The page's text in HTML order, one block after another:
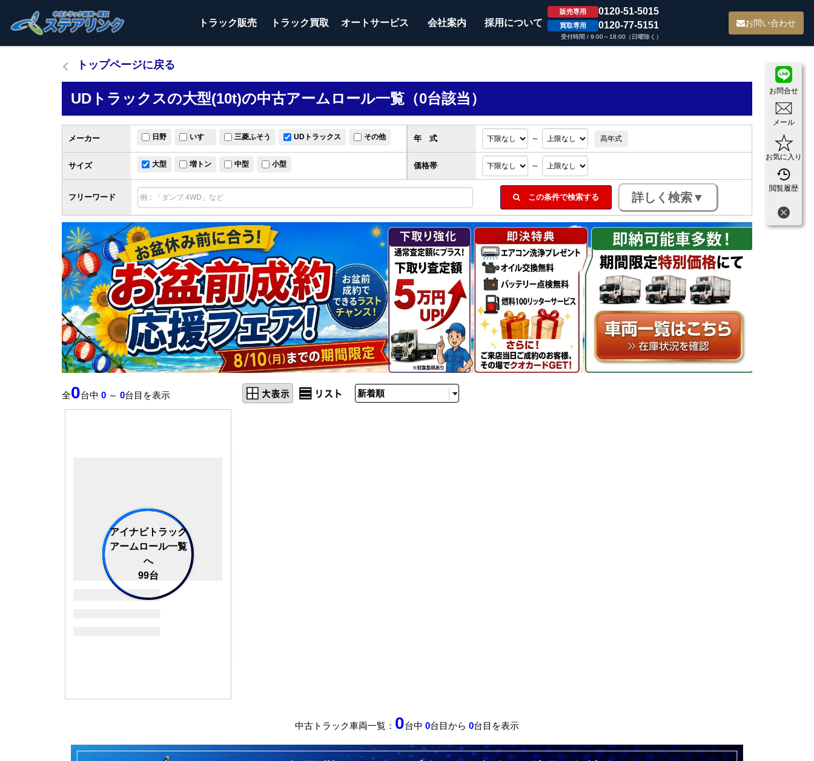
トラック販売 トラック買取 オートサービス 会社案内 採用について
販売専用 0120-51-5015
買取専用 0120-77-5151
受付時間 / 9:00～18:00（日曜除く）
お問い合わせ
お問合せ
メール
お気に入り
閲覧履歴
トップページに戻る
UDトラックスの大型(10t)の中古アームロール一覧（0台該当）
サイズ 大型 増トン 中型 小型 価格帯 ～
フリーワード この条件で検索する
メーカー 日野 いすゞ 三菱ふそう UDトラックス その他 年 式 ～ 高年式
全0台中 0 ～ 0台目を表示
アイナビトラック
アームロール一覧
へ
99台
中古トラック車両一覧： 0台中 0台目から 0台目を表示